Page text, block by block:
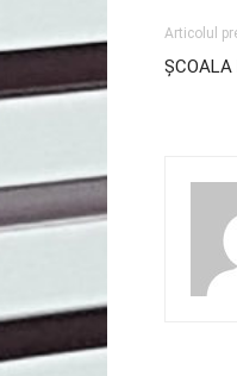
Articolul
ȘCOALA